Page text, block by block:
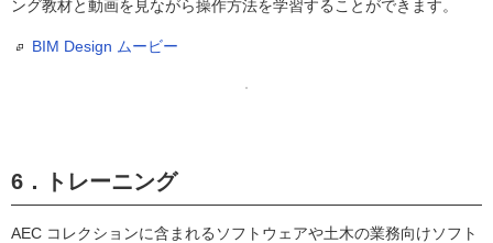
ング教材と動画を見ながら操作方法を学習することができます。
BIM Design ムービー
6．トレーニング
AEC コレクションに含まれるソフトウェアや土木の業務向けソフト